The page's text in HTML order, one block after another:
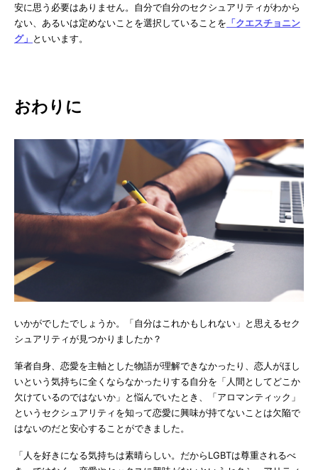
安に思う必要はありません。自分で自分のセクシュアリティがわから
ない、あるいは定めないことを選択していることを 「クエスチョニン
グ」 といいます。
おわりに
いかがでしたでしょうか。「自分はこれかもしれない」と思えるセク
シュアリティが見つかりましたか？
筆者自身、恋愛を主軸とした物語が理解できなかったり、恋人がほし
いという気持ちに全くならなかったりする自分を「人間としてどこか
欠けているのではないか」と悩んでいたとき、「アロマンティック」
というセクシュアリティを知って恋愛に興味が持てないことは欠陥で
はないのだと安心することができました。
「人を好きになる気持ちは素晴らしい。だからLGBTは尊重されるべ